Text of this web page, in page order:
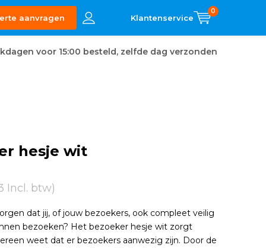
aanvragen
0
voor 15:00 besteld, zelfde dag verzonden
hesje wit
Incl. btw)
dat jij, of jouw bezoekers, ook compleet veilig
bezoeken? Het bezoeker hesje wit zorgt
weet dat er bezoekers aanwezig zijn. Door de